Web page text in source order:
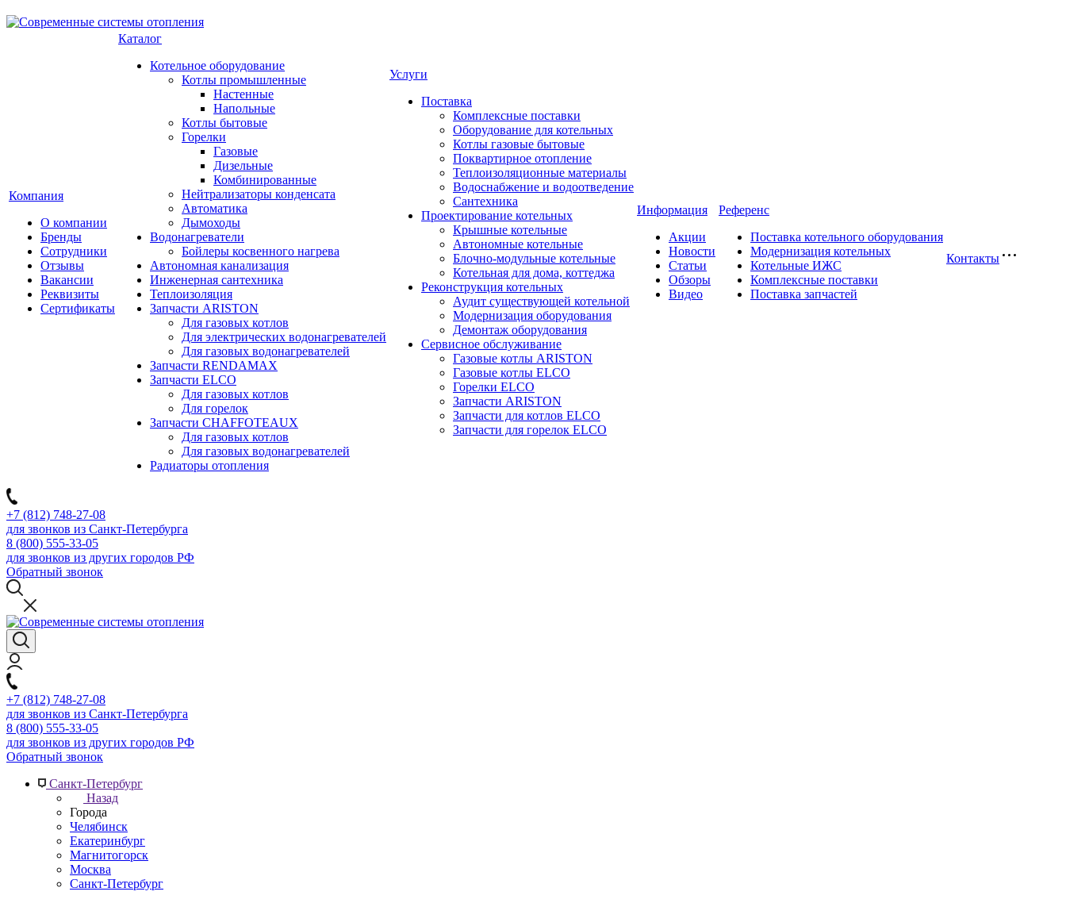
Компания
О компании
Бренды
Сотрудники
Отзывы
Вакансии
Реквизиты
Сертификаты
Каталог
Котельное оборудование
Котлы промышленные
Настенные
Напольные
Котлы бытовые
Горелки
Газовые
Дизельные
Комбинированные
Нейтрализаторы конденсата
Автоматика
Дымоходы
Водонагреватели
Бойлеры косвенного нагрева
Автономная канализация
Инженерная сантехника
Теплоизоляция
Запчасти ARISTON
Для газовых котлов
Для электрических водонагревателей
Для газовых водонагревателей
Запчасти RENDAMAX
Запчасти ELCO
Для газовых котлов
Для горелок
Запчасти CHAFFOTEAUX
Для газовых котлов
Для газовых водонагревателей
Радиаторы отопления
Услуги
Поставка
Комплексные поставки
Оборудование для котельных
Котлы газовые бытовые
Поквартирное отопление
Теплоизоляционные материалы
Водоснабжение и водоотведение
Сантехника
Проектирование котельных
Крышные котельные
Автономные котельные
Блочно-модульные котельные
Котельная для дома, коттеджа
Реконструкция котельных
Аудит существующей котельной
Модернизация оборудования
Демонтаж оборудования
Сервисное обслуживание
Газовые котлы ARISTON
Газовые котлы ELCO
Горелки ELCO
Запчасти ARISTON
Запчасти для котлов ELCO
Запчасти для горелок ELCO
Информация
Акции
Новости
Статьи
Обзоры
Видео
Референс
Поставка котельного оборудования
Модернизация котельных
Котельные ИЖС
Комплексные поставки
Поставка запчастей
Контакты
+7 (812) 748-27-08
для звонков из Санкт-Петербурга
8 (800) 555-33-05
для звонков из других городов РФ
Обратный звонок
+7 (812) 748-27-08
для звонков из Санкт-Петербурга
8 (800) 555-33-05
для звонков из других городов РФ
Обратный звонок
Санкт-Петербург
Назад
Города
Челябинск
Екатеринбург
Магнитогорск
Москва
Санкт-Петербург